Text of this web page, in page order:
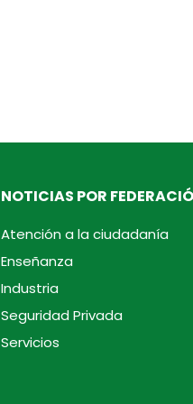
NOTICIAS POR
Atención a la ciudadanía
Enseñanza
Industria
Seguridad Privada
Servicios